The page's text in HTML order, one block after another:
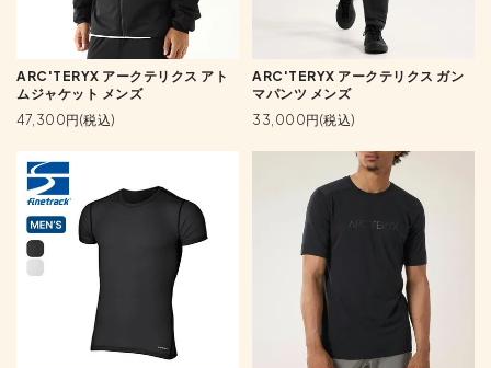
ARC'TERYX アークテリクス アト
ムジャケット メンズ
47,300円(税込)
ARC'TERYX アークテリクス ガン
マパンツ メンズ
33,000円(税込)